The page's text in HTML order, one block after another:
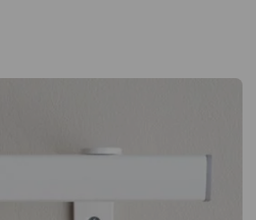
Arbeitstags. Alles griffbereit – direkt
wird einfach über den Rand Ihres
Es wird über die Kante gehängt
hängen Elegantes Design aus